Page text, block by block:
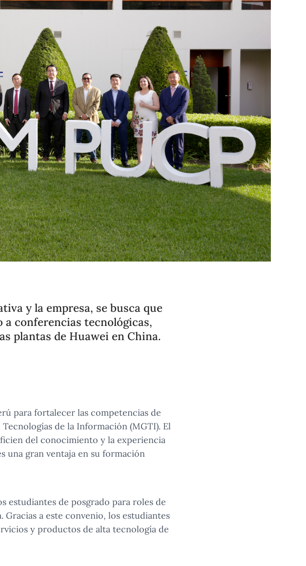
y la empresa, se busca que
a conferencias tecnológicas,
plantas de Huawei en China.
para fortalecer las competencias de
de la Información (MGTI). El
del conocimiento y la experiencia
una gran ventaja en su formación
estudiantes de posgrado para roles de
a este convenio, los estudiantes
y productos de alta tecnología de